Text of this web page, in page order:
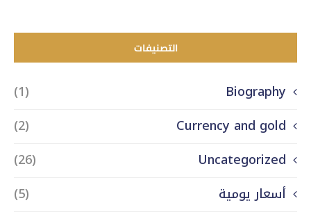
التصنيفات
Biography
(1)
Currency and gold
(2)
Uncategorized
(26)
أسعار يومية
(5)